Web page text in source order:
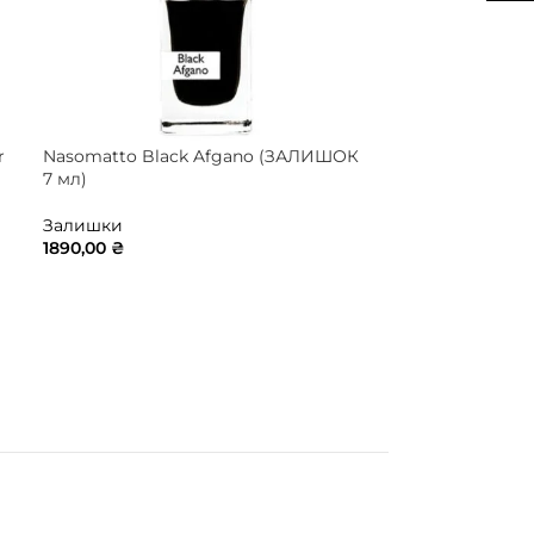
Nasomatto Black Afgano (ЗАЛИШОК
7 мл)
Залишки
1890,00 ₴